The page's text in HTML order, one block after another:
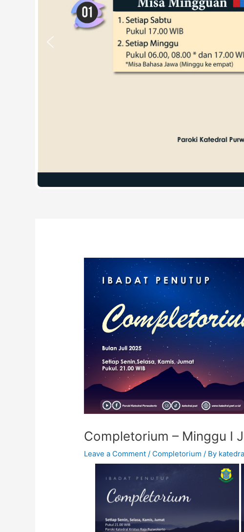
Completorium – Minggu I
Leave a Comment / Completorium / By
Selasa, 8 Juli 2025 -